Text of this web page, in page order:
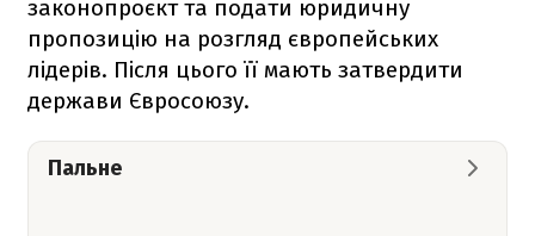
законопроєкт та подати юридичну
пропозицію на розгляд європейських
лідерів. Після цього її мають затвердити
держави Євросоюзу.
Пальне